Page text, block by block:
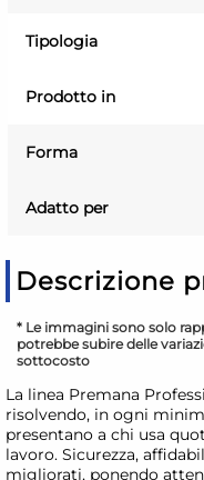
Tipologia
Prodotto in
Forma
Adatto per
Descrizione
* Le immagini sono solo
potrebbe subire delle
sottocosto
La linea Premana
risolvendo, in ogni
presentano a chi usa
lavoro. Sicurezza,
migliorati, ponendo